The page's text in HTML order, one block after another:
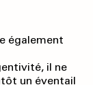
également
il ne
un éventail